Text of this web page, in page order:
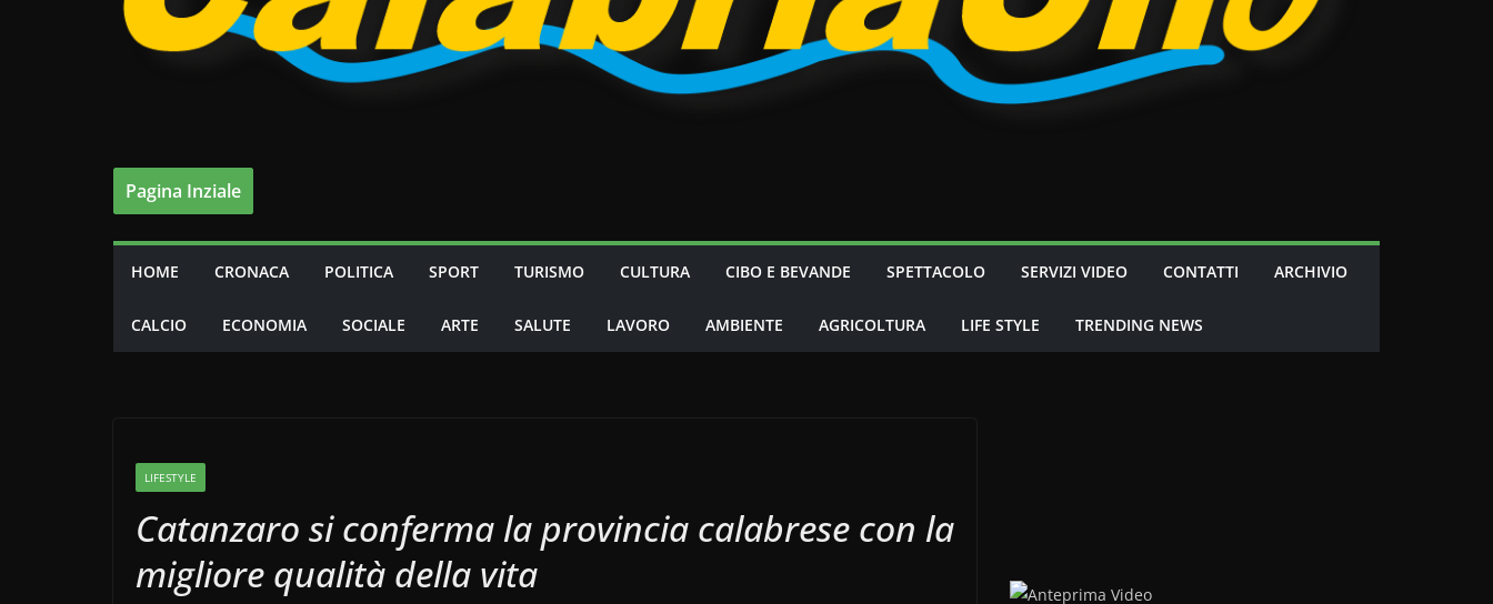
Pagina Inziale
HOME CRONACA POLITICA SPORT TURISMO CULTURA CIBO E BEVANDE SPETTACOLO SERVIZI VIDEO CONTATTI ARCHIVIO
CALCIO ECONOMIA SOCIALE ARTE SALUTE LAVORO AMBIENTE AGRICOLTURA LIFE STYLE TRENDING NEWS
LIFESTYLE
Catanzaro si conferma la provincia calabrese con la
migliore qualità della vita